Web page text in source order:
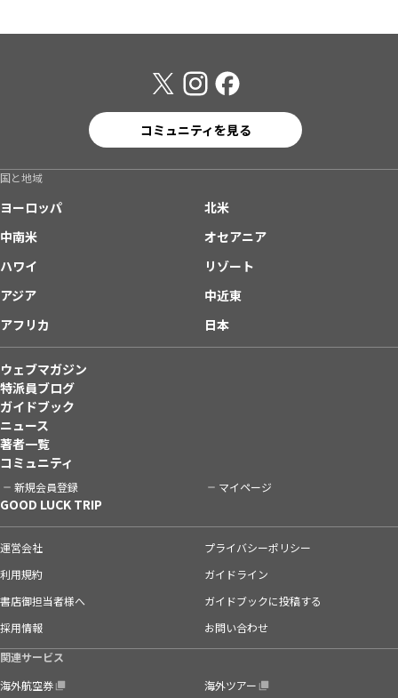
コミュニティを見る
国と地域
ヨーロッパ
北米
中南米
オセアニア
ハワイ
リゾート
アジア
中近東
アフリカ
日本
ウェブマガジン
特派員ブログ
ガイドブック
ニュース
著者一覧
コミュニティ
新規会員登録 マイページ
GOOD LUCK TRIP
運営会社
プライバシーポリシー
利用規約
ガイドライン
書店御担当者様へ
ガイドブックに投稿する
採用情報
お問い合わせ
関連サービス
海外航空券
海外ツアー